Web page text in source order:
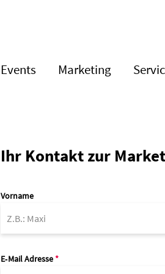
Events Marketing
Ihr Kontakt zur
Vorname
E‑Mail Adresse*